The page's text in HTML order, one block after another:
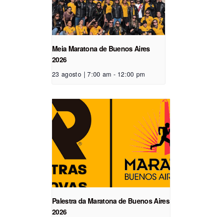
Meia Maratona de Buenos Aires
2026
23 agosto | 7:00 am - 12:00 pm
Palestra da Maratona de Buenos Aires
2026